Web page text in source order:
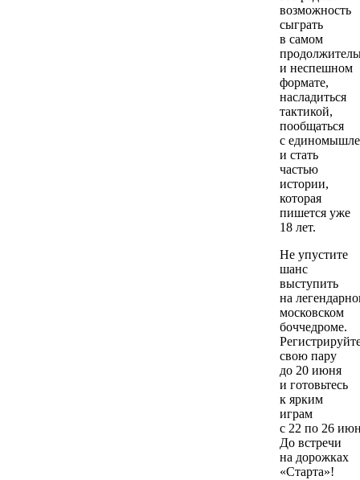
возможность
сыграть
в самом
и неспешном
формате,
насладиться
тактикой,
пообщаться
с
и стать
частью
истории,
которая
пишется уже
18 лет.
Не упустите
шанс
выступить
на
московском
боччедроме.
свою пару
до 20 июня
и готовьтесь
к ярким
играм
с 22 по 26
До встречи
на дорожках
«Старта»!